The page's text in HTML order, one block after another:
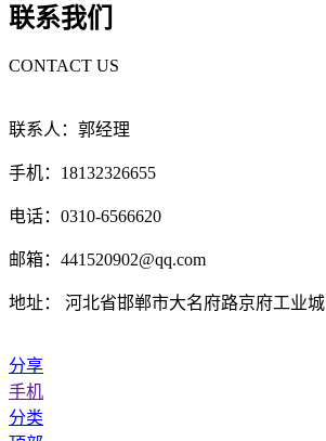
联系我们
CONTACT US
联系人：郭经理
手机：18132326655
电话：0310-6566620
邮箱：441520902@qq.com
地址： 河北省邯郸市大名府路京府工业城
分享
手机
分类